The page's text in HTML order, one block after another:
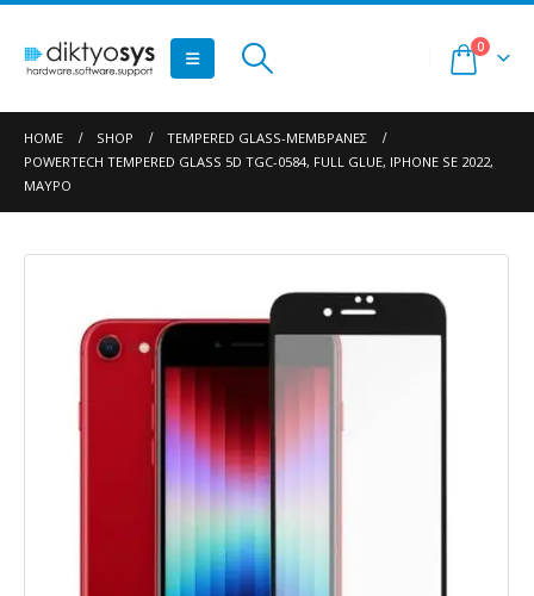
0
HOME SHOP
TEMPERED GLASS-ΜΕΜΒΡΆΝΕΣ
POWERTECH TEMPERED GLASS 5D TGC-0584, FULL GLUE, IPHONE SE 2022,
ΜΑΎΡΟ